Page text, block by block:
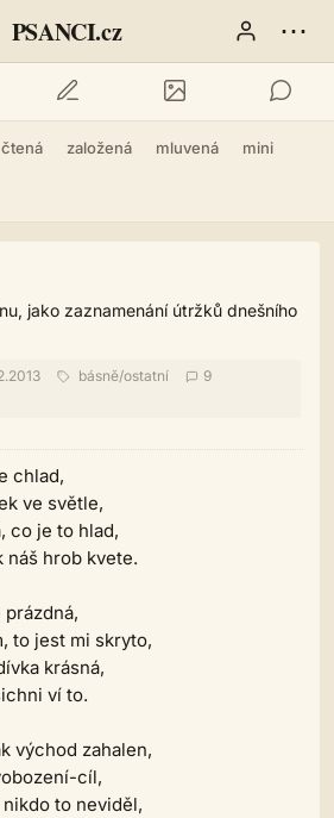
PSANCI.cz ⋯
čtená založená mluvená mini
jako zaznamenání útržků dnešního
básně/ostatní
9
chlad,
ve světle,
co je to hlad,
náš hrob kvete.
to jest mi skryto,
krásná,
ví to.
východ zahalen,
cíl,
to neviděl,